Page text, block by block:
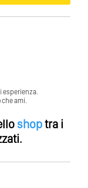
ami.
shoptra i